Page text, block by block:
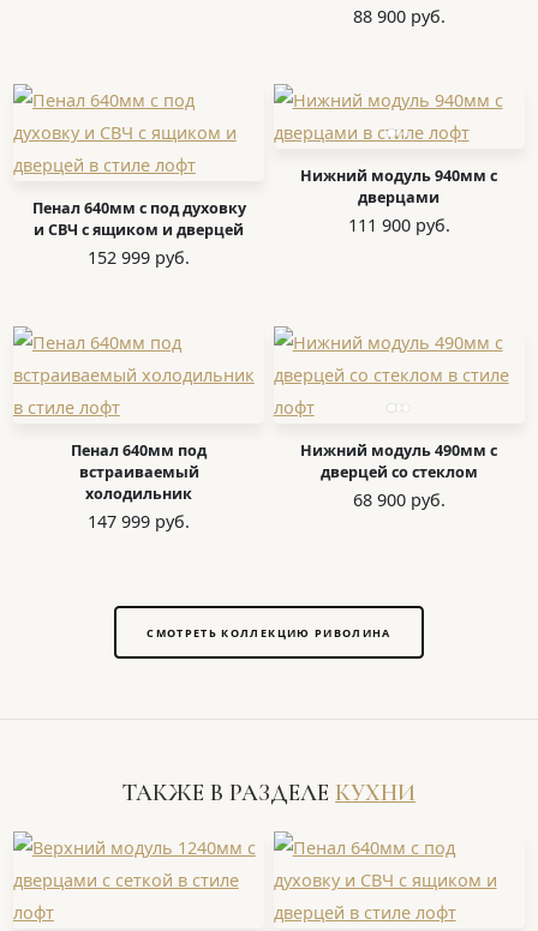
88 900 руб.
Пенал 640мм с под духовку
и СВЧ с ящиком и дверцей
152 999 руб.
Нижний модуль 940мм с
дверцами
111 900 руб.
Пенал 640мм под
встраиваемый
холодильник
147 999 руб.
Нижний модуль 490мм с
дверцей со стеклом
68 900 руб.
СМОТРЕТЬ КОЛЛЕКЦИЮ РИВОЛИНА
ТАКЖЕ В РАЗДЕЛЕ КУХНИ